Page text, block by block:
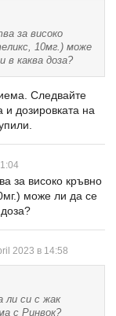
за високо
10мг.) може
в каква доза?
Следвайте
и дозировката на
за високо кръвно
може ли да се
2023 в 14:58
ли си с жак
с Ринвок?